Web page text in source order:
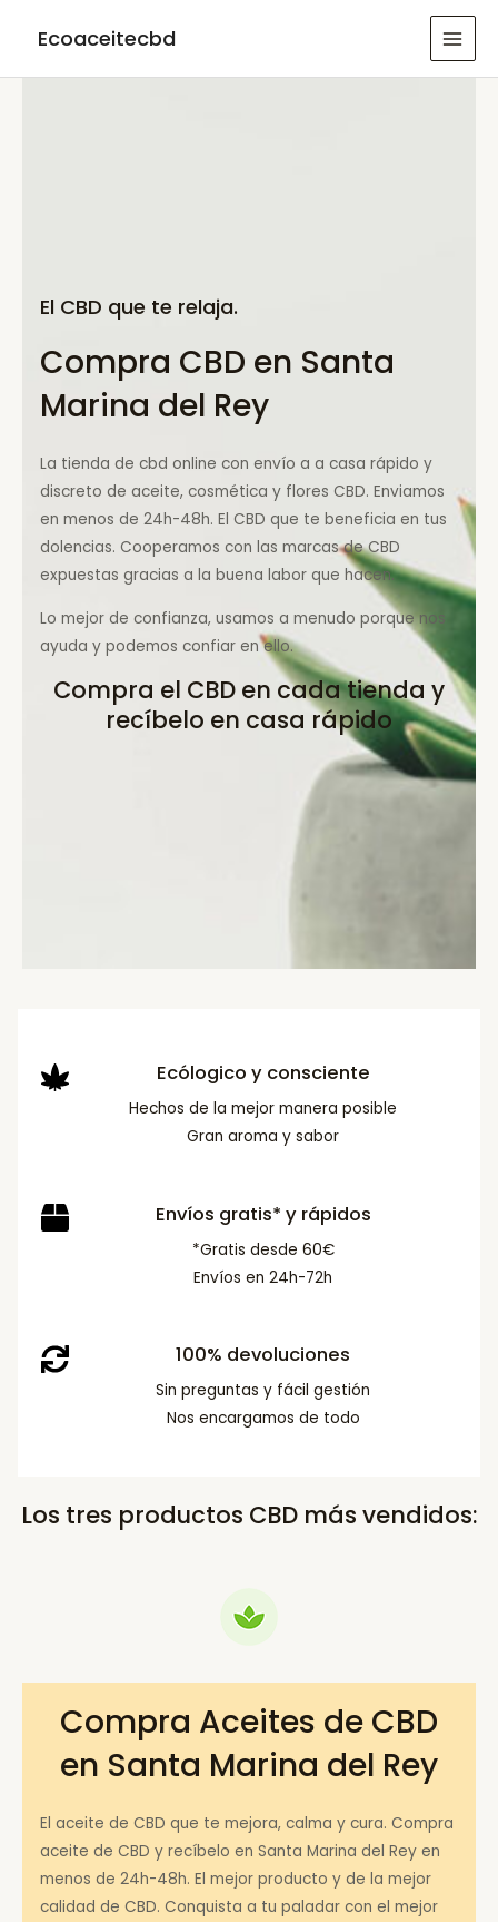
Ecoaceitecbd
El CBD que te relaja.
Compra CBD en Santa
Marina del Rey
La tienda de cbd online con envío a a casa rápido y
discreto de aceite, cosmética y flores CBD. Enviamos
en menos de 24h-48h. El CBD que te beneficia en tus
dolencias. Cooperamos con las marcas de CBD
expuestas gracias a la buena labor que hacen.
Lo mejor de confianza, usamos a menudo porque nos
ayuda y podemos confiar en ello.
Compra el CBD en cada tienda y
recíbelo en casa rápido
Ecólogico y consciente
Hechos de la mejor manera posible
Gran aroma y sabor
Envíos gratis* y rápidos
*Gratis desde 60€
Envíos en 24h-72h
100% devoluciones
Sin preguntas y fácil gestión
Nos encargamos de todo
Los tres productos CBD más vendidos:
Compra Aceites de CBD
en Santa Marina del Rey
El aceite de CBD que te mejora, calma y cura. Compra
aceite de CBD y recíbelo en Santa Marina del Rey en
menos de 24h-48h. El mejor producto y de la mejor
calidad de CBD. Conquista a tu paladar con el mejor